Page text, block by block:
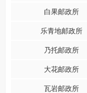
白果邮政所
乐青地邮政所
乃托邮政所
大花邮政所
瓦岩邮政所